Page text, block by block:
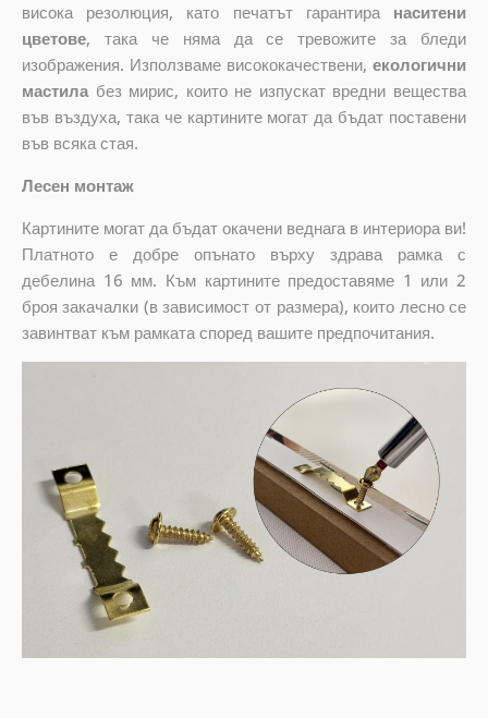
висока резолюция, като печатът гарантира наситени
цветове, така че няма да се тревожите за бледи
изображения. Използваме висококачествени,екологични
мастилабез мирис, които не изпускат вредни вещества
във въздуха, така че картините могат да бъдат поставени
във всяка стая.
Лесен монтаж
Картините могат да бъдат окачени веднага в интериора ви!
Платното е добре опънато върху здрава рамка с
дебелина 16 мм. Към картините предоставяме 1 или 2
броя закачалки (в зависимост от размера), които лесно се
завинтват към рамката според вашите предпочитания.